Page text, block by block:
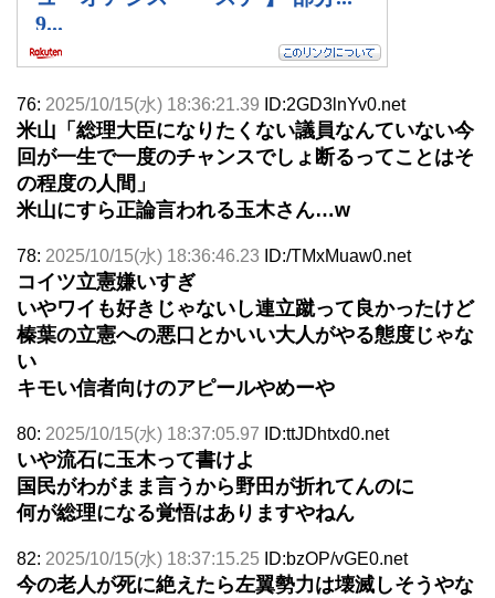
76: 2025/10/15(水) 18:36:21.39 ID:2GD3lnYv0.net
米山「総理大臣になりたくない議員なんていない今
回が一生で一度のチャンスでしょ断るってことはそ
の程度の人間」
米山にすら正論言われる玉木さん…w
78: 2025/10/15(水) 18:36:46.23 ID:/TMxMuaw0.net
コイツ立憲嫌いすぎ
いやワイも好きじゃないし連立蹴って良かったけど
榛葉の立憲への悪口とかいい大人がやる態度じゃな
い
キモい信者向けのアピールやめーや
80: 2025/10/15(水) 18:37:05.97 ID:ttJDhtxd0.net
いや流石に玉木って書けよ
国民がわがまま言うから野田が折れてんのに
何が総理になる覚悟はありますやねん
82: 2025/10/15(水) 18:37:15.25 ID:bzOP/vGE0.net
今の老人が死に絶えたら左翼勢力は壊滅しそうやな